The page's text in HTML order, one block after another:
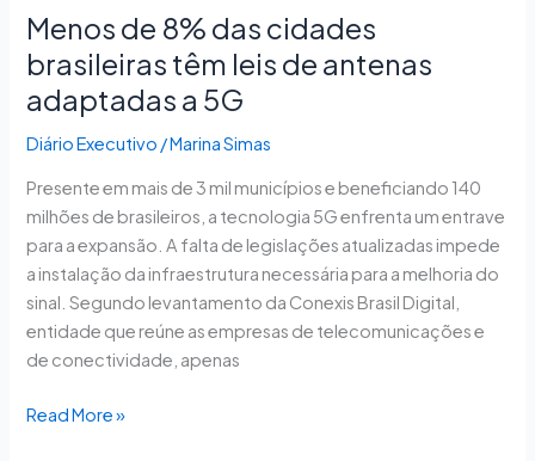
Menos de 8% das cidades
brasileiras têm leis de antenas
adaptadas a 5G
Diário Executivo /Marina Simas
Presente em mais de 3 mil municípios e beneficiando 140
milhões de brasileiros, a tecnologia 5G enfrenta um entrave
para a expansão. A falta de legislações atualizadas impede
a instalação da infraestrutura necessária para a melhoria do
sinal. Segundo levantamento da Conexis Brasil Digital,
entidade que reúne as empresas de telecomunicações e
de conectividade, apenas
de
antenas
adaptadas
a
5G
Read More »